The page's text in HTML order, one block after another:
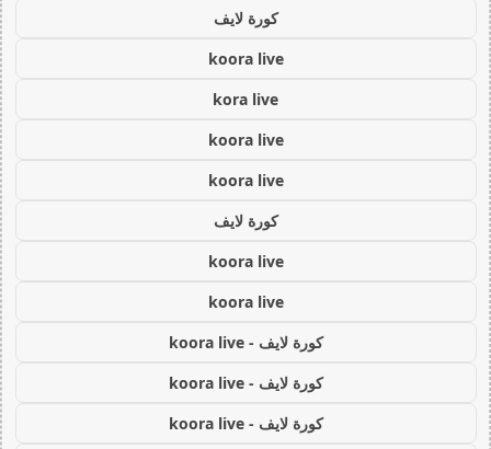
كورة لايف
koora live
kora live
koora live
koora live
كورة لايف
koora live
koora live
كورة لايف - koora live
كورة لايف - koora live
كورة لايف - koora live